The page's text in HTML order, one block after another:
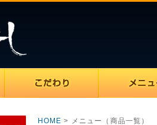
HOME > メニュー（商品一覧）